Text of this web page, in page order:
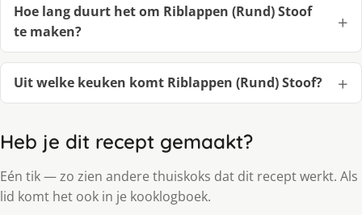
Hoe lang duurt het om Riblappen (Rund) Stoof
te maken?
Uit welke keuken komt Riblappen (Rund) Stoof?
Heb je dit recept gemaakt?
Eén tik — zo zien andere thuiskoks dat dit recept werkt. Als
lid komt het ook in je kooklogboek.